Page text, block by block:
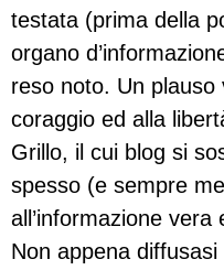
testata (prima della
organo
reso noto. Un
coraggio ed alla
Grillo, il cui blog si
spesso (e sempre
all’informazione vera
Non appena diffusasi